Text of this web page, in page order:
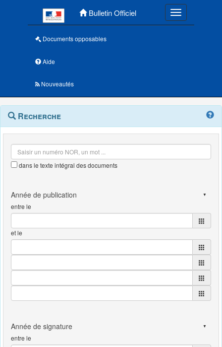
Bulletin Officiel Toggle
Documents opposables
Aide
Nouveautés
Navigation
outils
Menu
contextuel
Recherche
dans le texte intégral des documents
entre le
et le
entre le